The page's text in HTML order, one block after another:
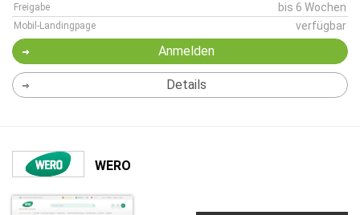
Freigabe bis 6 Wochen
Mobil-Landingpage verfügbar
Anmelden
Details
WERO